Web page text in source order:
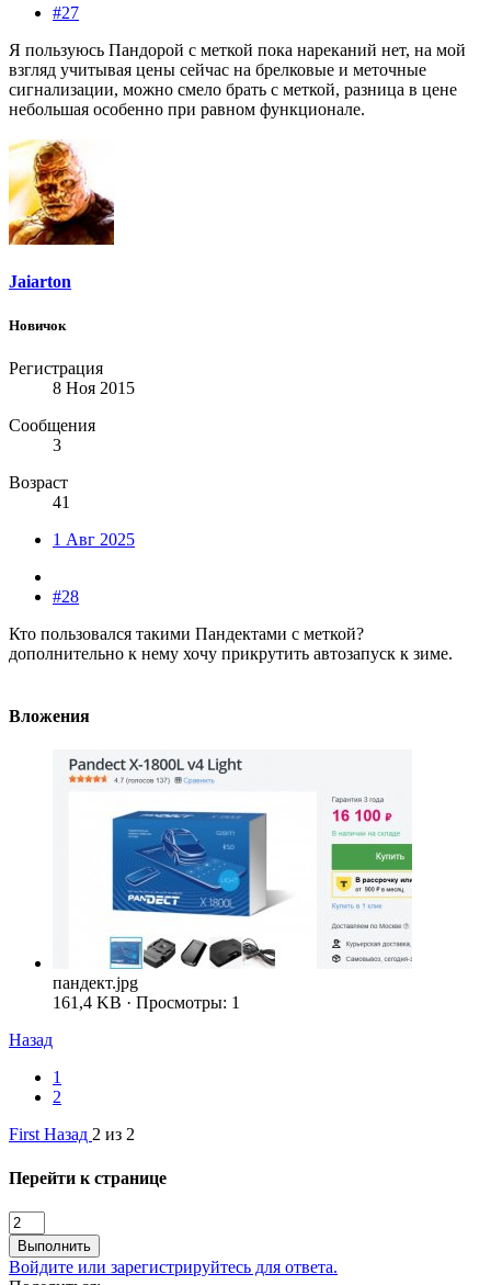
#27
Я пользуюсь Пандорой с меткой пока нареканий нет, на мой
взгляд учитывая цены сейчас на брелковые и меточные
сигнализации, можно смело брать с меткой, разница в цене
небольшая особенно при равном функционале.
Jaiarton
Новичок
Регистрация
8 Ноя 2015
Сообщения
3
Возраст
41
1 Авг 2025
#28
Кто пользовался такими Пандектами с меткой?
дополнительно к нему хочу прикрутить автозапуск к зиме.
Вложения
пандект.jpg
161,4 KB · Просмотры: 1
Назад
1
2
First Назад 2 из 2
Перейти к странице
Выполнить
Войдите или зарегистрируйтесь для ответа.